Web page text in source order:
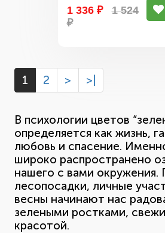
1 336 ₽
1 524
₽
1 2 > >|
В психологии цветов
определяется как жизнь,
любовь и спасение.
широко распространено
нашего с вами окружения.
лесопосадки, личные
весны начинают нас
зелеными ростками,
красотой.